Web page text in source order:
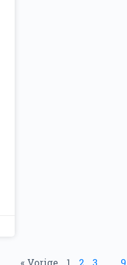
« Vorige 1 2 3 9